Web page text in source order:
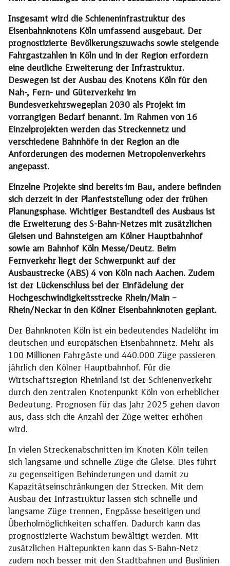
Insgesamt wird die Schieneninfrastruktur des
Eisenbahnknotens Köln umfassend ausgebaut. Der
prognostizierte Bevölkerungszuwachs sowie steigende
Fahrgastzahlen in Köln und in der Region erfordern
eine deutliche Erweiterung der Infrastruktur.
Deswegen ist der Ausbau des Knotens Köln für den
Nah-, Fern- und Güterverkehr im
Bundesverkehrswegeplan 2030 als Projekt im
vorrangigen Bedarf benannt. Im Rahmen von 16
Einzelprojekten werden das Streckennetz und
verschiedene Bahnhöfe in der Region an die
Anforderungen des modernen Metropolenverkehrs
angepasst.
Einzelne Projekte sind bereits im Bau, andere befinden
sich derzeit in der Planfeststellung oder der frühen
Planungsphase. Wichtiger Bestandteil des Ausbaus ist
die Erweiterung des S-Bahn-Netzes mit zusätzlichen
Gleisen und Bahnsteigen am Kölner Hauptbahnhof
sowie am Bahnhof Köln Messe/Deutz. Beim
Fernverkehr liegt der Schwerpunkt auf der
Ausbaustrecke (ABS) 4 von Köln nach Aachen. Zudem
ist der Lückenschluss bei der Einfädelung der
Hochgeschwindigkeitsstrecke Rhein/Main –
Rhein/Neckar in den Kölner Eisenbahnknoten geplant.
Der Bahnknoten Köln ist ein bedeutendes Nadelöhr im
deutschen und europäischen Eisenbahnnetz. Mehr als
100 Millionen Fahrgäste und 440.000 Züge passieren
jährlich den Kölner Hauptbahnhof. Für die
Wirtschaftsregion Rheinland ist der Schienenverkehr
durch den zentralen Knotenpunkt Köln von erheblicher
Bedeutung. Prognosen für das Jahr 2025 gehen davon
aus, dass sich die Anzahl der Züge weiter erhöhen
wird.
In vielen Streckenabschnitten im Knoten Köln teilen
sich langsame und schnelle Züge die Gleise. Dies führt
zu gegenseitigen Behinderungen und damit zu
Kapazitätseinschränkungen der Strecken. Mit dem
Ausbau der Infrastruktur lassen sich schnelle und
langsame Züge trennen, Engpässe beseitigen und
Überholmöglichkeiten schaffen. Dadurch kann das
prognostizierte Wachstum bewältigt werden. Mit
zusätzlichen Haltepunkten kann das S-Bahn-Netz
zudem noch besser mit den Stadtbahnen und Buslinien